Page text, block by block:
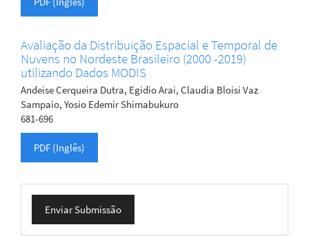
Avaliação da Distribuição Espacial e Temporal de
Nuvens no Nordeste Brasileiro (2000 -2019)
utilizando Dados MODIS
Andeise Cerqueira Dutra, Egidio Arai, Claudia Bloisi Vaz
Sampaio, Yosio Edemir Shimabukuro
681-696
PDF (Inglês)
Enviar
Submissão
Enviar Submissão